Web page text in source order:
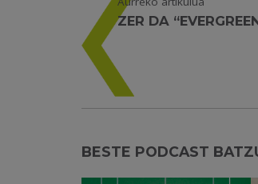
ZER DA
BESTE PODCAST